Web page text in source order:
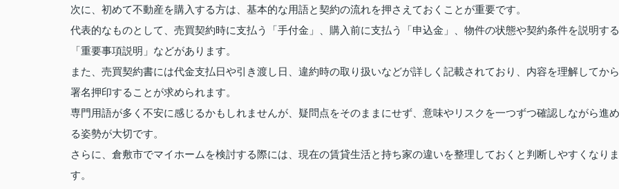
次に、初めて不動産を購入する方は、基本的な用語と契約の流れを押さえておくことが重要です。
代表的なものとして、売買契約時に支払う「手付金」、購入前に支払う「申込金」、物件の状態や契約条件を説明する
「重要事項説明」などがあります。
また、売買契約書には代金支払日や引き渡し日、違約時の取り扱いなどが詳しく記載されており、内容を理解してから
署名押印することが求められます。
専門用語が多く不安に感じるかもしれませんが、疑問点をそのままにせず、意味やリスクを一つずつ確認しながら進め
る姿勢が大切です。
さらに、倉敷市でマイホームを検討する際には、現在の賃貸生活と持ち家の違いを整理しておくと判断しやすくなりま
す。